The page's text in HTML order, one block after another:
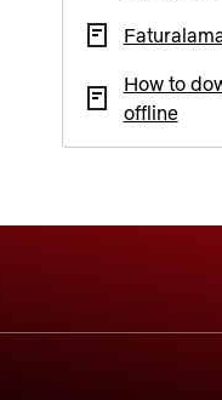
How to
offline